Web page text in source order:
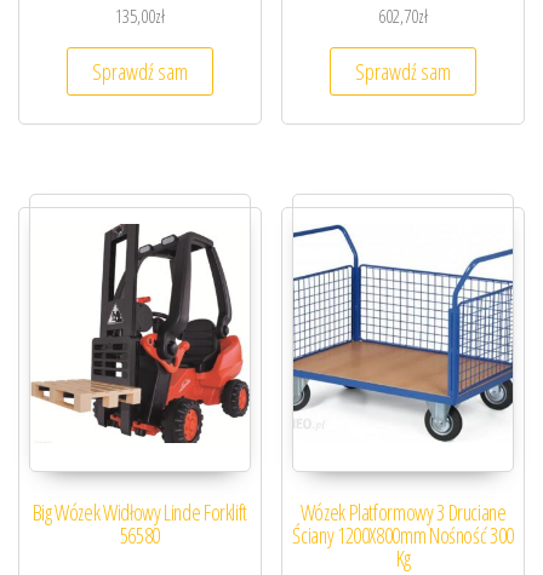
135,00zł
Sprawdź sam
602,70zł
Sprawdź sam
Big Wózek Widłowy Linde Forklift
56580
Wózek Platformowy 3 Druciane
Ściany 1200X800mm Nośność 300
Kg